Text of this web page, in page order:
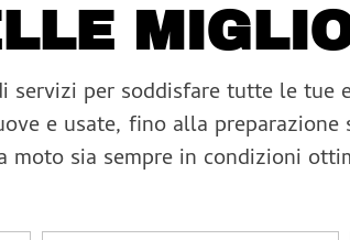
per soddisfare tutte le tue
e usate, fino alla preparazione
moto sia sempre in condizioni